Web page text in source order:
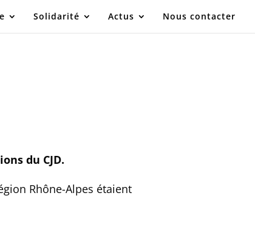
Solidarité Actus Nous contacter
du CJD.
Rhône-Alpes étaient